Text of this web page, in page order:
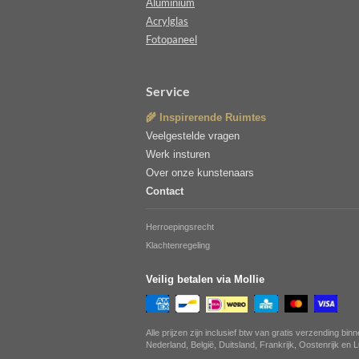
Aluminium
Acrylglas
Fotopaneel
Service
🌾 Inspirerende Ruimtes
Veelgestelde vragen
Werk insturen
Over onze kunstenaars
Contact
Herroepingsrecht
Klachtenregeling
Veilig betalen via Mollie
Alle prijzen zijn inclusief btw van gratis verzending
Nederland, België, Duitsland, Frankrijk, Oostenrijk en